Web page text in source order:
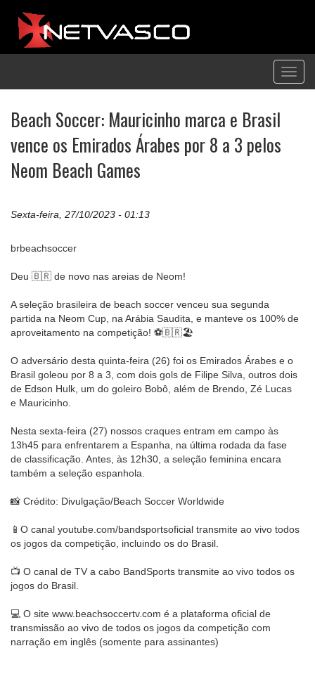
Beach Soccer: Mauricinho marca e Brasil
vence os Emirados Árabes por 8 a 3 pelos
Neom Beach Games
Sexta-feira, 27/10/2023 - 01:13
brbeachsoccer
Deu 🇧🇷 de novo nas areias de Neom!
A seleção brasileira de beach soccer venceu sua segunda
partida na Neom Cup, na Arábia Saudita, e manteve os 100% de
aproveitamento na competição! ⚽️🇧🇷🏖️
O adversário desta quinta-feira (26) foi os Emirados Árabes e o
Brasil goleou por 8 a 3, com dois gols de Filipe Silva, outros dois
de Edson Hulk, um do goleiro Bobô, além de Brendo, Zé Lucas
e Mauricinho.
Nesta sexta-feira (27) nossos craques entram em campo às
13h45 para enfrentarem a Espanha, na última rodada da fase
de classificação. Antes, às 12h30, a seleção feminina encara
também a seleção espanhola.
📸 Crédito: Divulgação/Beach Soccer Worldwide
📱O canal youtube.com/bandsportsoficial transmite ao vivo todos
os jogos da competição, incluindo os do Brasil.
📺 O canal de TV a cabo BandSports transmite ao vivo todos os
jogos do Brasil.
💻 O site www.beachsoccertv.com é a plataforma oficial de
transmissão ao vivo de todos os jogos da competição com
narração em inglês (somente para assinantes)